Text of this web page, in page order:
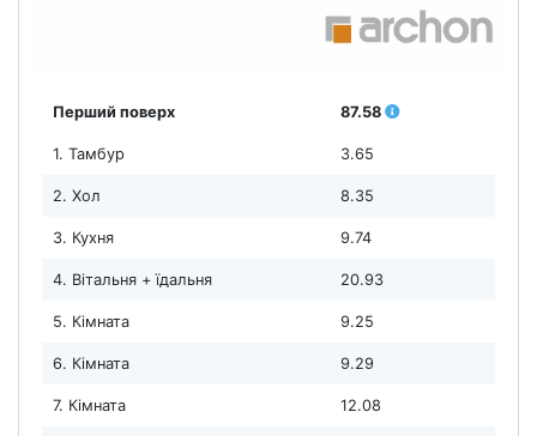
Перший поверх 87.58
1. Тамбур 3.65
2. Хол 8.35
3. Кухня 9.74
4. Вітальня + їдальня 20.93
5. Кімната 9.25
6. Кімната 9.29
7. Кімната 12.08